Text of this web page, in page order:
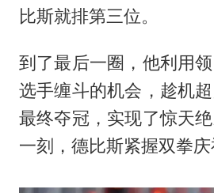
比斯就排第三位。
到了最后一圈，他利用
选手缠斗的机会，趁机
最终夺冠，实现了惊天
一刻，德比斯紧握双拳庆